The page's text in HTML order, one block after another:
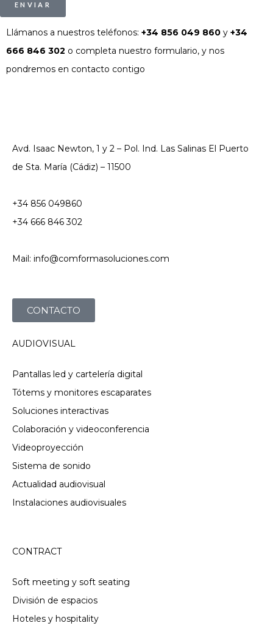
ENVIAR
Llámanos a nuestros teléfonos: +34 856 049 860 y +34
666 846 302 o completa nuestro formulario, y nos
pondremos en contacto contigo
Avd. Isaac Newton, 1 y 2 – Pol. Ind. Las Salinas El Puerto
de Sta. María (Cádiz) – 11500
+34 856 049860
+34 666 846 302
Mail: info@comformasoluciones.com
CONTACTO
AUDIOVISUAL
Pantallas led y cartelería digital
Tótems y monitores escaparates
Soluciones interactivas
Colaboración y videoconferencia
Videoproyección
Sistema de sonido
Actualidad audiovisual
Instalaciones audiovisuales
CONTRACT
Soft meeting y soft seating
División de espacios
Hoteles y hospitality